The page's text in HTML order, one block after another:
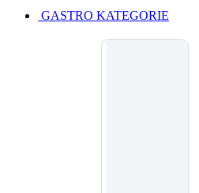
GASTRO KATEGORIE